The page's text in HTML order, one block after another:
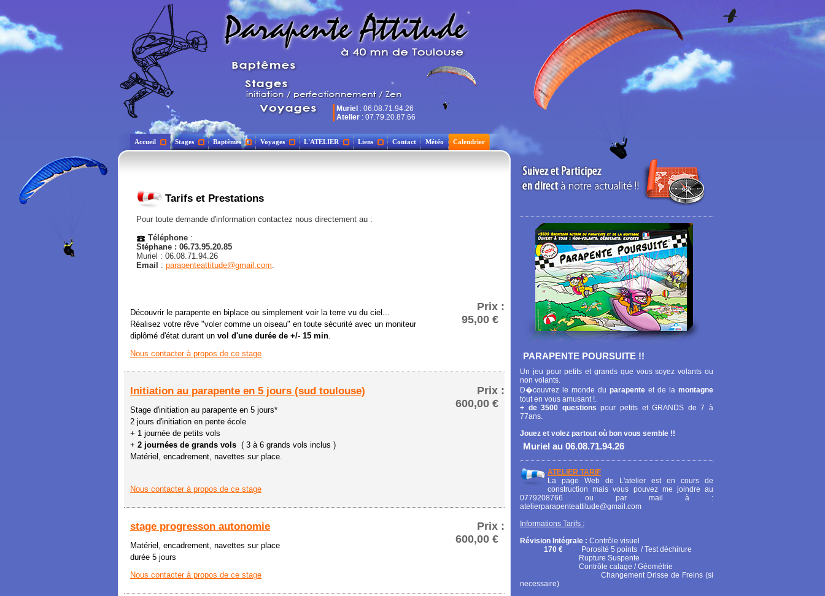
Muriel : 06.08.71.94.26
Atelier : 07.79.20.87.66
Accueil Stages Baptêmes Voyages L'ATELIER Liens Contact Météo Calendrier
Tarifs et Prestations
Pour toute demande d'information contactez nous directement au :
Téléphone :
Stéphane : 06.73.95.20.85
Muriel : 06.08.71.94.26
Email
: parapenteattitude@gmail.com.
Découvrir le parapente en biplace ou simplement voir la terre vu du ciel...
Réalisez votre rêve "voler comme un oiseau" en toute sécurité avec un moniteur
diplômé d'état durant un vol d'une durée de +/- 15 min.
Nous contacter à propos de ce stage
Prix :
95,00 €
Initiation au parapente en 5 jours (sud toulouse)
Stage d'initiation au parapente en 5 jours*
2 jours d'initiation en pente école
+ 1 journée de petits vols
+ 2 journées de grands vols ( 3 à 6 grands vols inclus )
Matériel, encadrement, navettes sur place.
Nous contacter à propos de ce stage
Prix :
600,00 €
stage progresson autonomie
Matériel, encadrement, navettes sur place
durée 5 jours
Nous contacter à propos de ce stage
Prix :
600,00 €
PARAPENTE POURSUITE !!
Un jeu pour petits et grands que vous soyez volants ou
non volants.
D�couvrez le monde du parapente et de la montagne
tout en vous amusant !.
+ de 3500 questions pour petits et GRANDS de 7 à
77ans.
Jouez et volez partout où bon vous semble !!
Muriel au 06.08.71.94.26
ATELIER TARIF
La page Web de L'atelier est en cours de
construction mais vous pouvez me joindre au
0779208766 ou par mail à :
atelierparapenteattitude@gmail.com
Informations Tarifs :
Révision Intégrale : Contrôle visuel
170 € Porosité 5 points / Test déchirure
Rupture Suspente
Contrôle calage / Géométrie
Changement Drisse de Freins (si
necessaire)